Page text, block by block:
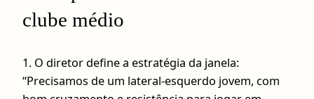
clube médio
1. O diretor define a estratégia da janela:
“Precisamos de um lateral-esquerdo jovem, com